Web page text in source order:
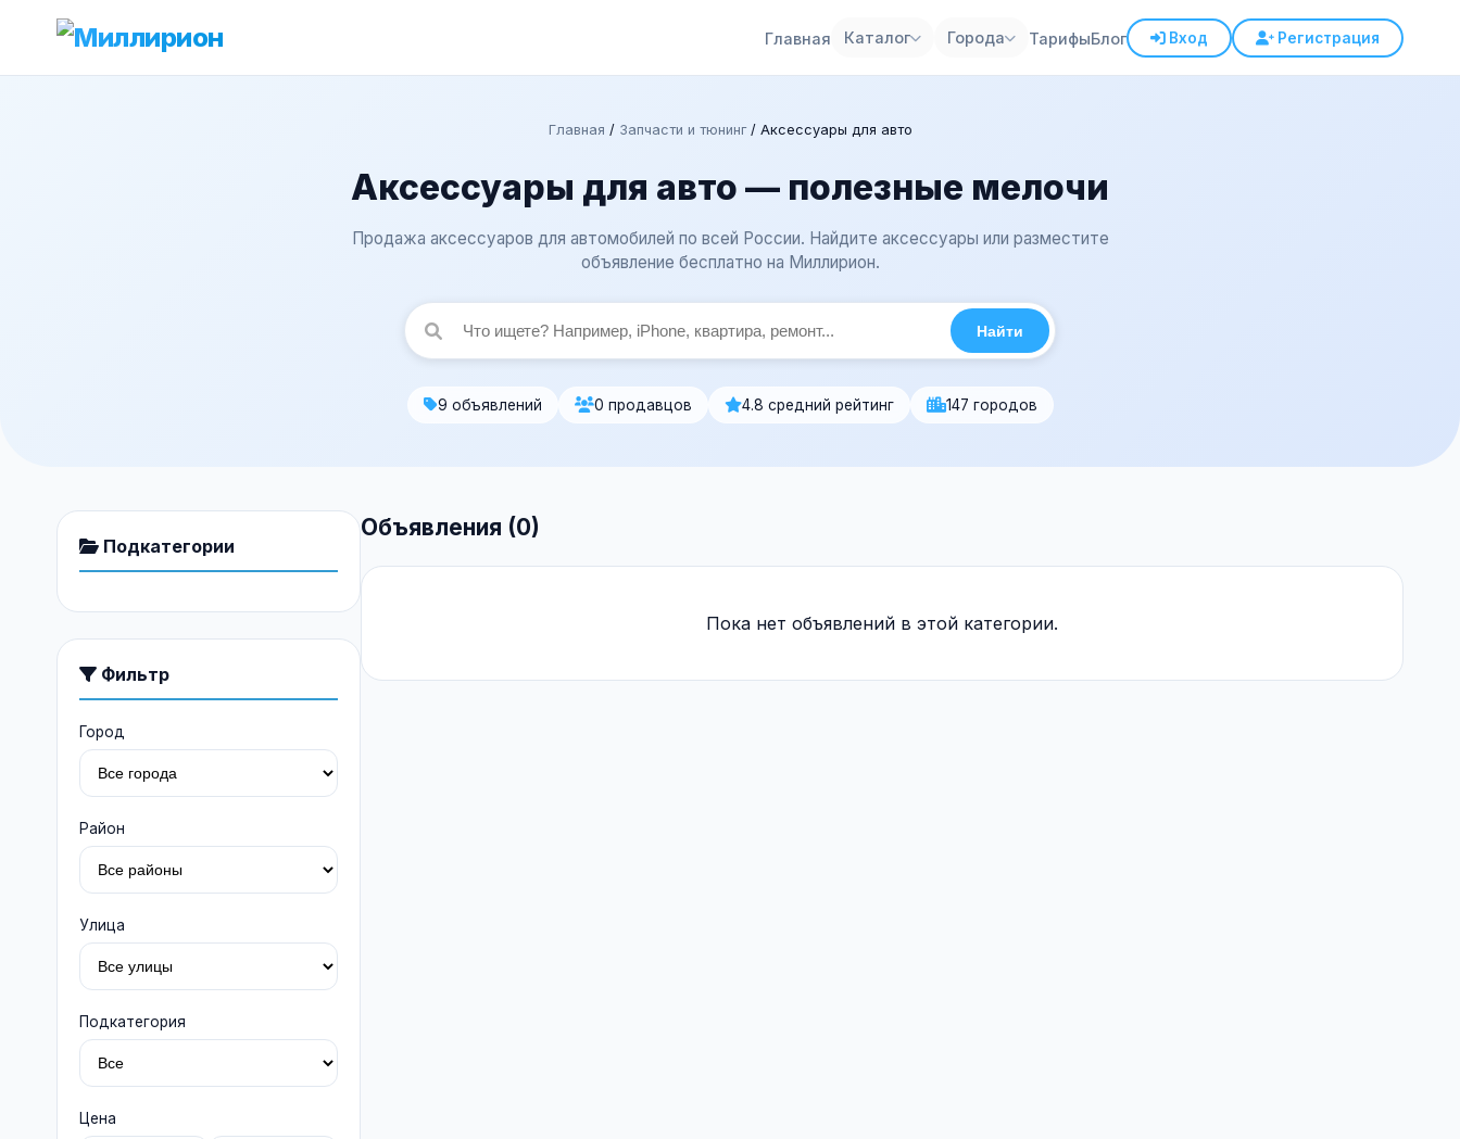
Главная Каталог Города ТарифыБлог Вход Регистрация
Главная / Запчасти и тюнинг/ Аксессуары для авто
Аксессуары для авто — полезные мелочи
Продажа аксессуаров для автомобилей по всей России. Найдите аксессуары или разместите
объявление бесплатно на Миллирион.
Найти
9 объявлений 0 продавцов 4.8 средний рейтинг 147 городов
Подкатегории
Фильтр
Город
Район
Улица
Подкатегория
Цена
Объявления (0)
Пока нет объявлений в этой категории.